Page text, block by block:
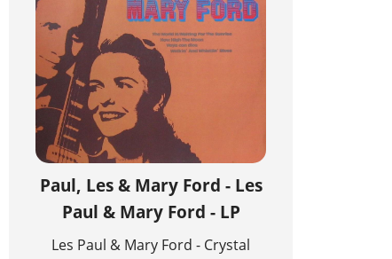
Paul, Les & Mary Ford - Les
Paul & Mary Ford - LP
Les Paul & Mary Ford - Crystal